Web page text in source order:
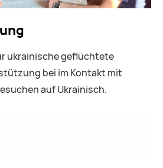
ukrainische geflüchtete
bei im Kontakt mit
auf Ukrainisch.